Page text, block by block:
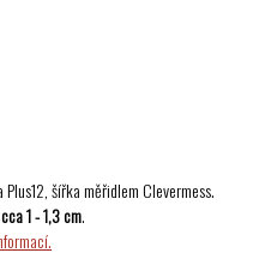
šířka měřidlem Clevermess.
cca 1 - 1,3 cm.